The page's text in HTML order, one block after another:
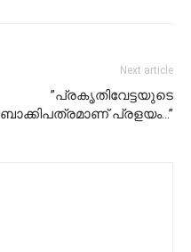
Next article
”പ്രകൃതിവേട്ടയുടെ
ബാക്കിപത്രമാണ് പ്രളയം…”